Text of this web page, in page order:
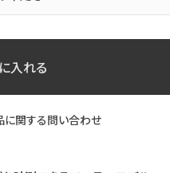
入れる
に関する問い合わせ